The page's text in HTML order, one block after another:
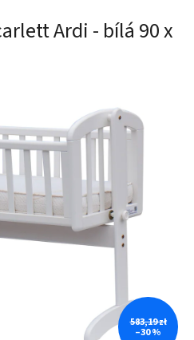
Ardi - bílá 90 x
583,19 zł
–30 %